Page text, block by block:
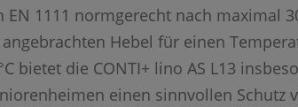
EN 1111 normgerecht nach maximal
Hebel für einen
bietet die CONTI+ lino AS L13
einen sinnvollen